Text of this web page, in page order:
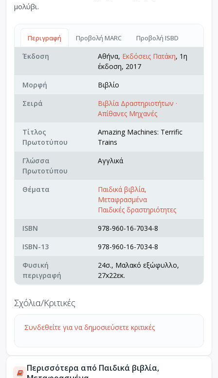
μολύβι.
Περιγραφή Προβολή MARC Προβολή ISBD
Έκδοση Αθήνα, Εκδόσεις Πατάκη, 1η
έκδοση, 2017
Μορφή
Βιβλίο
Σειρά
Βιβλία Δραστηριοτήτων ·
Απίθανες Μηχανές
Τίτλος
Πρωτοτύπου
Amazing Machines: Terrific
Trains
Γλώσσα
Πρωτοτύπου
Αγγλικά
Θέματα
Παιδικά βιβλία,
Μεταφρασμένα
Παιδικές δραστηριότητες
ISBN
978-960-16-7034-8
ISBN-13
978-960-16-7034-8
Φυσική
περιγραφή
24σ., Μαλακό εξώφυλλο,
27x22εκ.
Σχόλια/Κριτικές
Συνδεθείτε για να δημοσιεύσετε κριτικές
Περισσότερα από Παιδικά βιβλία,